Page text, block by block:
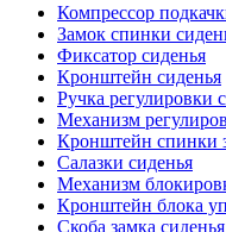
Компрессор
Замок спинки
Фиксатор сиденья
Кронштейн сиденья
Ручка регулировки
Механизм
Кронштейн спинки
Салазки сиденья
Механизм
Кронштейн блока
Скоба замка сиденья